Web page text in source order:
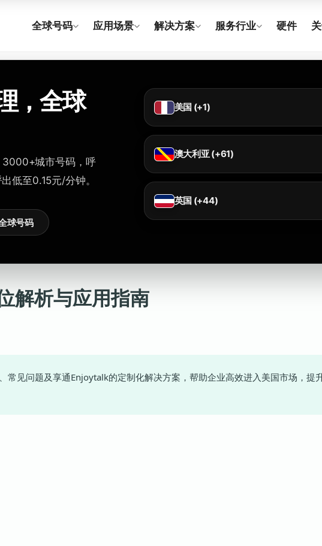
全球号码 应用场景 解决方案 服务行业 硬件
，全球
3000+城市号码，呼
低至0.15元/分钟。
美国 (+1)
澳大利亚 (+61)
英国 (+44)
球号码
解析与应用指南
常见问题及享通Enjoytalk的定制化解决方案，帮助企业高效进入美国市场，提